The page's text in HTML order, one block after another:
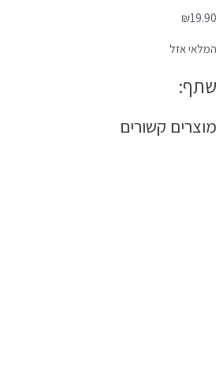
₪19.90
המלאי אזל
שתף:
מוצרים קשורים